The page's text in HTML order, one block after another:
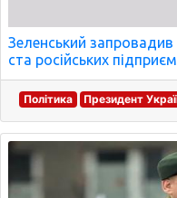
Зеленський
ста російських
Політика Президент